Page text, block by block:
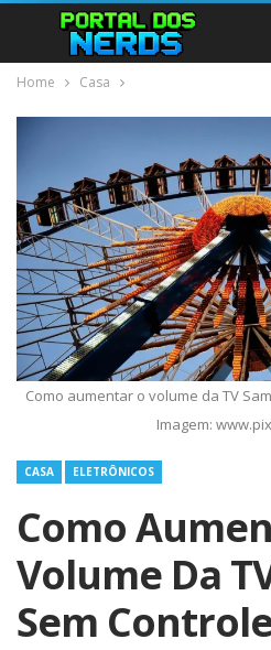
Home Casa
Como aumentar o volume da TV
Imagem:
CASA ELETRÔNICOS
Como
Volume Da
Sem